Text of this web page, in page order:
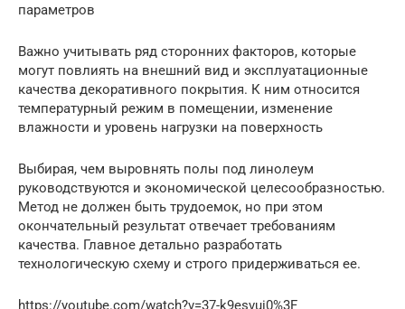
параметров
Важно учитывать ряд сторонних факторов, которые
могут повлиять на внешний вид и эксплуатационные
качества декоративного покрытия. К ним относится
температурный режим в помещении, изменение
влажности и уровень нагрузки на поверхность
Выбирая, чем выровнять полы под линолеум
руководствуются и экономической целесообразностью.
Метод не должен быть трудоемок, но при этом
окончательный результат отвечает требованиям
качества. Главное детально разработать
технологическую схему и строго придерживаться ее.
https://youtube.com/watch?v=37-k9esvui0%3F